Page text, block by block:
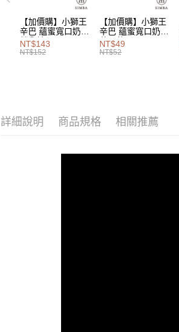
【加價購】小獅王
辛巴 蘊蜜寬口奶瓶
儲乳片5入
NT$143
NT$152
【加價購】小獅王
辛巴 蘊蜜寬口奶瓶
萬用蓋
NT$49
NT$52
詳細說明 商品規格 相關推薦